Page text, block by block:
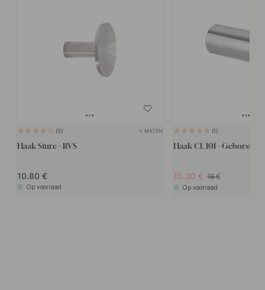
3 + MATEN
Haak Sture - RVS
10.80
Op voorraad
1
Haak CL 101 -
15.30 18
Op voorraad